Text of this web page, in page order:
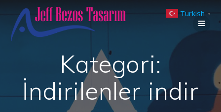
to
Kategori:
İndirilenler indir
Turkish ▼